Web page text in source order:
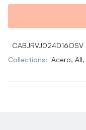
CABJRVJ024016OSV
Collections: Acero, All,